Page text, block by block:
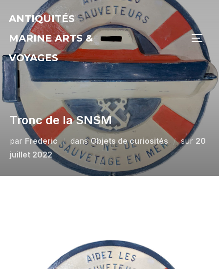
contenu
ANTIQUITÉS
MARINE ARTS &
VOYAGES
Tronc de la SNSM
par Frederic dansObjets de curiosités sur Publié
20
juillet 2022